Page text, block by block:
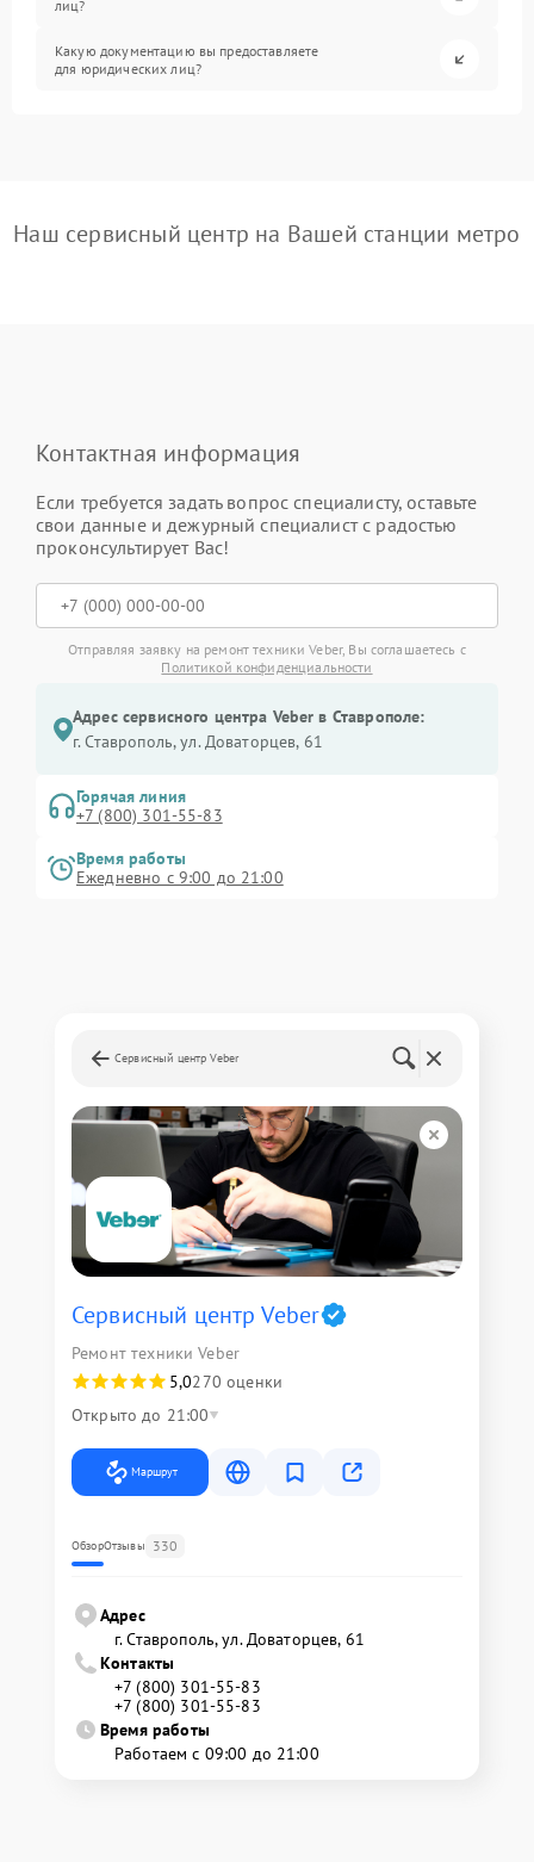
лиц?
Какую документацию вы предоставляете
для юридических лиц?
Наш сервисный центр на Вашей станции метро
Контактная информация
Если требуется задать вопрос специалисту, оставьте
свои данные и дежурный специалист с радостью
проконсультирует Вас!
Отправляя заявку на ремонт техники Veber, Вы соглашаетесь с
Политикой конфиденциальности
Адрес сервисного центра Veber в Ставрополе:
г. Ставрополь, ул. Доваторцев, 61
Горячая линия
+7 (800) 301-55-83
Время работы
Ежедневно с 9:00 до 21:00
Сервисный центр Veber
Сервисный центр Veber
Ремонт техники Veber
5,0270 оценки
Открыто до 21:00
Маршрут
ОбзорОтзывы 330
Адрес
г. Ставрополь, ул. Доваторцев, 61
Контакты
+7 (800) 301-55-83
+7 (800) 301-55-83
Время работы
Работаем с 09:00 до 21:00